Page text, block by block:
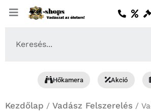
Skip
Hőkamera Akció
Kezdőlap / Vadász Felszerelés /